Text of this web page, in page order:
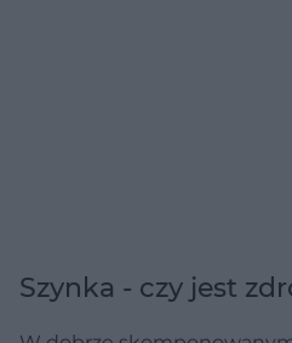
Szynka - czy jest